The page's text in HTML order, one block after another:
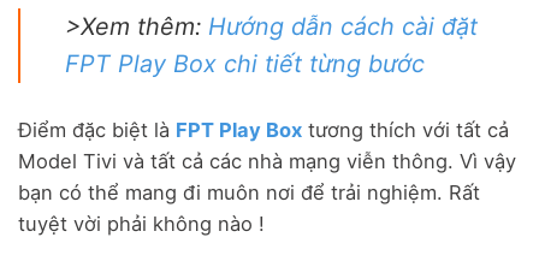
>Xem thêm: Hướng dẫn cách cài đặt
FPT Play Box chi tiết từng bước
Điểm đặc biệt là FPT Play Box tương thích với tất cả
Model Tivi và tất cả các nhà mạng viễn thông. Vì vậy
bạn có thể mang đi muôn nơi để trải nghiệm. Rất
tuyệt vời phải không nào !